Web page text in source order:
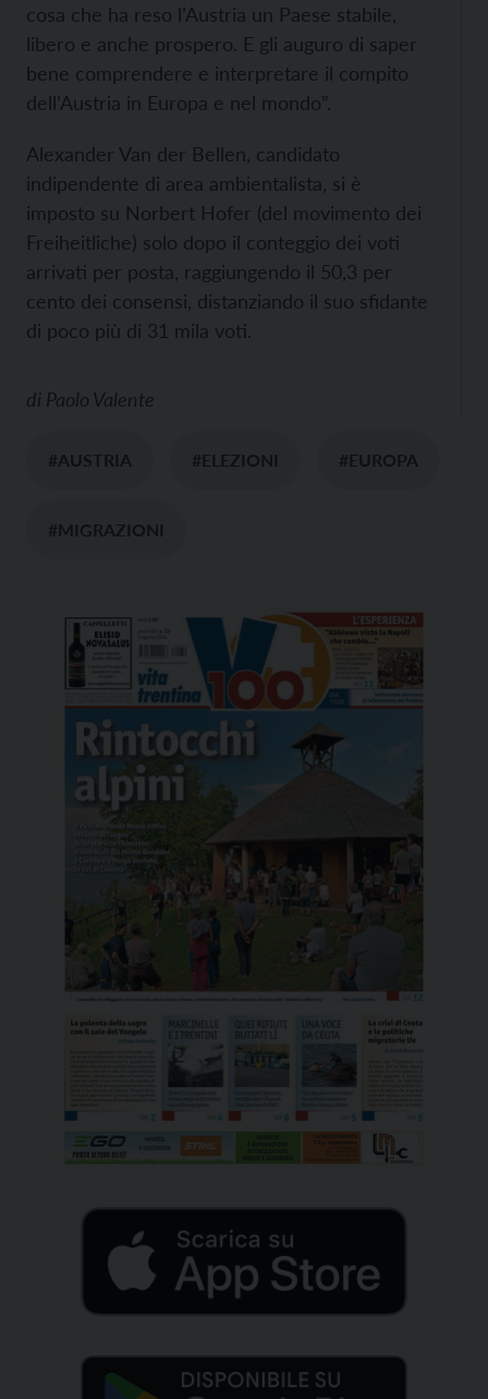
cosa che ha reso l’Austria un Paese stabile,
libero e anche prospero. E gli auguro di saper
bene comprendere e interpretare il compito
dell’Austria in Europa e nel mondo”.
Alexander Van der Bellen, candidato
indipendente di area ambientalista, si è
imposto su Norbert Hofer (del movimento dei
Freiheitliche) solo dopo il conteggio dei voti
arrivati per posta, raggiungendo il 50,3 per
cento dei consensi, distanziando il suo sfidante
di poco più di 31 mila voti.
di Paolo Valente
#AUSTRIA #ELEZIONI #EUROPA
#MIGRAZIONI